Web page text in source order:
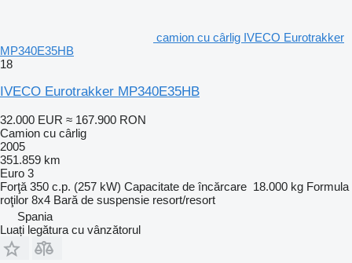
camion cu cârlig IVECO Eurotrakker
MP340E35HB
18
IVECO Eurotrakker MP340E35HB
32.000 EUR ≈ 167.900 RON
Camion cu cârlig
2005
351.859 km
Euro 3
Forţă 350 c.p. (257 kW) Capacitate de încărcare 18.000 kg Formula
roţilor 8x4 Bară de suspensie resort/resort
Spania
Luați legătura cu vânzătorul